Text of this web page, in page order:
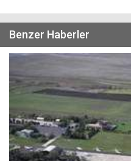
Benzer Haberler